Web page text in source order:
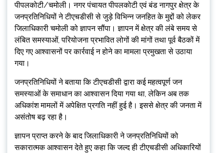
पीपलकोटी/चमोली। नगर पंचायत पीपलकोटी एवं बंड नागपुर क्षेत्र के
जनप्रतिनिधियों ने टीएचडीसी से जुड़े विभिन्न जनहित के मुद्दों को लेकर
जिलाधिकारी चमोली को ज्ञापन सौंपा। ज्ञापन में क्षेत्र की लंबे समय से
लंबित समस्याओं, परियोजना प्रभावित लोगों की मांगों तथा पूर्व बैठकों में
दिए गए आश्वासनों पर कार्रवाई न होने का मामला प्रमुखता से उठाया
गया।
जनप्रतिनिधियों ने बताया कि टीएचडीसी द्वारा कई महत्वपूर्ण जन
समस्याओं के समाधान का आश्वासन दिया गया था, लेकिन अब तक
अधिकांश मामलों में अपेक्षित प्रगति नहीं हुई है। इससे क्षेत्र की जनता में
असंतोष बढ़ रहा है।
ज्ञापन प्राप्त करने के बाद जिलाधिकारी ने जनप्रतिनिधियों को
सकारात्मक आश्वासन देते हुए कहा कि जल्द ही टीएचडीसी अधिकारियों